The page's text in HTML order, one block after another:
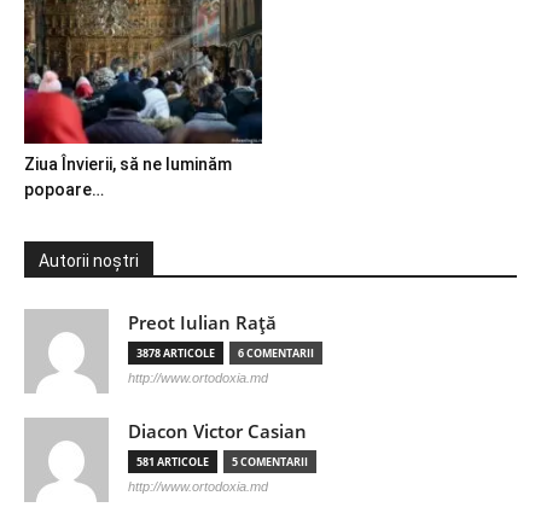
Ziua Învierii, să ne luminăm
popoare…
Autorii noștri
Preot Iulian Raţă
3878 ARTICOLE 6 COMENTARII
http://www.ortodoxia.md
Diacon Victor Casian
581 ARTICOLE 5 COMENTARII
http://www.ortodoxia.md